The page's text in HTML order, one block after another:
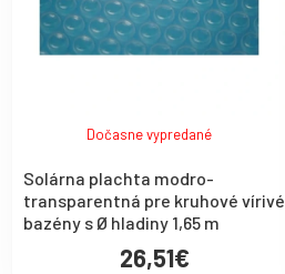
Dočasne vypredané
Solárna plachta modro-
transparentná pre kruhové vírivé
bazény s Ø hladiny 1,65 m
26,51€